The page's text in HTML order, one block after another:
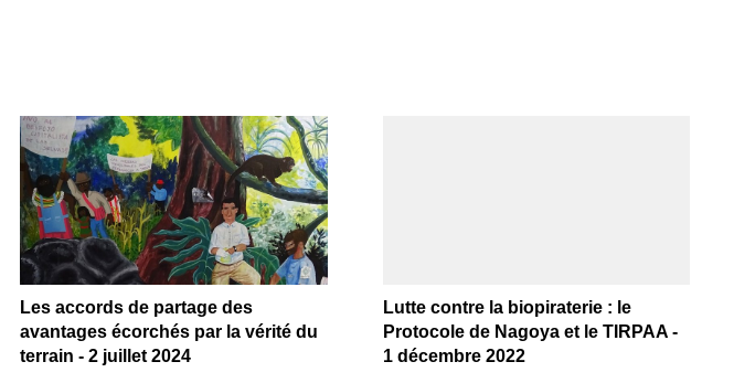
Les accords de partage des
avantages écorchés par la vérité du
terrain - 2 juillet 2024
Lutte contre la biopiraterie : le
Protocole de Nagoya et le TIRPAA -
1 décembre 2022